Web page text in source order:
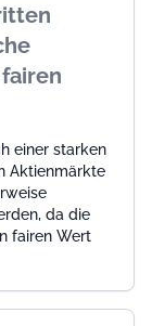
einer starken
Aktienmärkte
da die
fairen Wert